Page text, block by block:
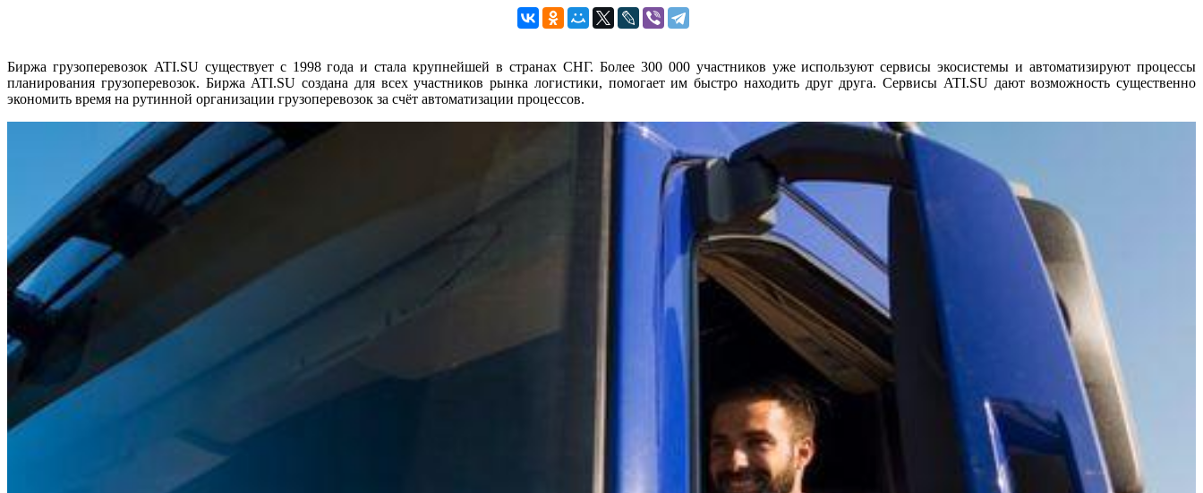
Биржа грузоперевозок ATI.SU существует с 1998 года и стала крупнейшей в странах СНГ. Более 300 000 участников уже используют сервисы экосистемы и автоматизируют процессы
планирования грузоперевозок. Биржа ATI.SU создана для всех участников рынка логистики, помогает им быстро находить друг друга. Сервисы ATI.SU дают возможность существенно
экономить время на рутинной организации грузоперевозок за счёт автоматизации процессов.